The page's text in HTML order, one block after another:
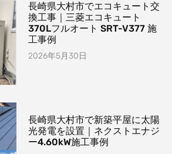
長崎県大村市でエコキュート交
換工事｜三菱エコキュート
370Lフルオート SRT-V377 施
工事例
2026年5月30日
長崎県大村市で新築平屋に太陽
光発電を設置｜ネクストエナジ
ー4.60kW施工事例